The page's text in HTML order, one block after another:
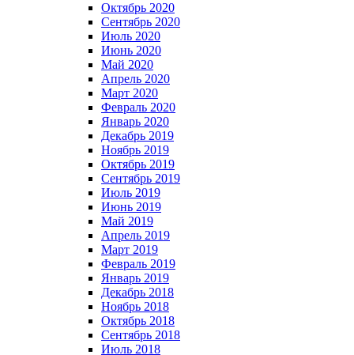
Октябрь 2020
Сентябрь 2020
Июль 2020
Июнь 2020
Май 2020
Апрель 2020
Март 2020
Февраль 2020
Январь 2020
Декабрь 2019
Ноябрь 2019
Октябрь 2019
Сентябрь 2019
Июль 2019
Июнь 2019
Май 2019
Апрель 2019
Март 2019
Февраль 2019
Январь 2019
Декабрь 2018
Ноябрь 2018
Октябрь 2018
Сентябрь 2018
Июль 2018